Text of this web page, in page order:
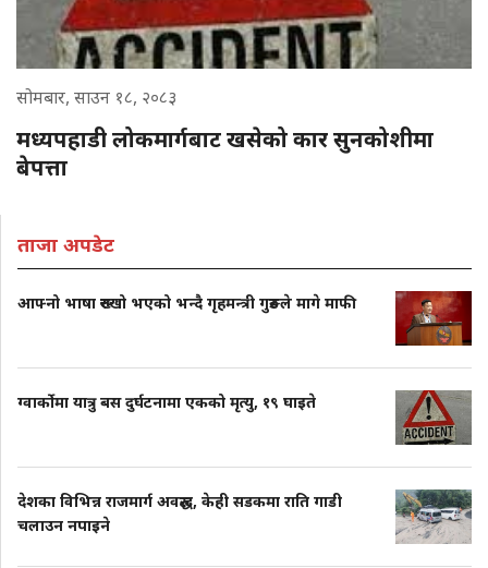
सोमबार, साउन १८, २०८३
मध्यपहाडी लोकमार्गबाट खसेको कार सुनकोशीमा
बेपत्ता
ताजा अपडेट
आफ्नो भाषा रुख्खो भएको भन्दै गृहमन्त्री गुरुङले मागे माफी
ग्वार्कोमा यात्रु बस दुर्घटनामा एकको मृत्यु, १९ घाइते
देशका विभिन्न राजमार्ग अवरुद्ध, केही सडकमा राति गाडी
चलाउन नपाइने